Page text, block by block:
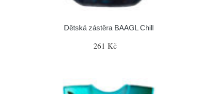
Dětská zástěra BAAGL Chill
261 Kč